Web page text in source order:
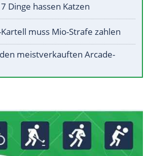
Dinge hassen Katzen
muss Mio-Strafe zahlen
meistverkauften Arcade-